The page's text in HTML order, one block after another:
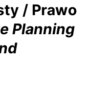
/ Prawo
Planning